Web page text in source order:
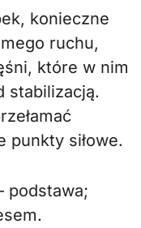
konieczne
ruchu,
które w nim
stabilizacją.
punkty siłowe.